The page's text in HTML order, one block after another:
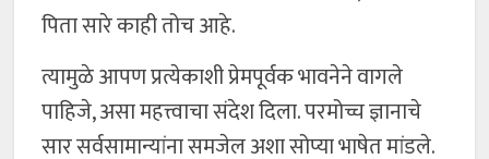
पिता सारे काही तोच आहे.
त्यामुळे आपण प्रत्येकाशी प्रेमपूर्वक भावनेने वागले
पाहिजे, असा महत्त्वाचा संदेश दिला. परमोच्च ज्ञानाचे
सार सर्वसामान्यांना समजेल अशा सोप्या भाषेत मांडले.